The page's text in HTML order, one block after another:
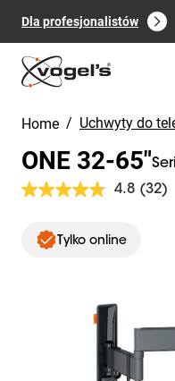
Dla profesjonalistów
Produkty dla
Home / Uchwyty do
ONE 32-65"
4.8 Czytaj
(32)
Tylko online
Slide 1 of 11